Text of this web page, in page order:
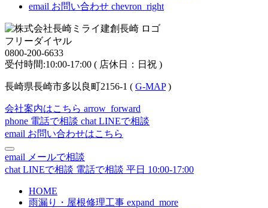
email お問い合わせ chevron_right
フリーダイヤル
0800-200-6633
受付時間:10:00-17:00 ( 店休日：日祝 )
長崎県長崎市多以良町2156-1 ( G-MAP)
会社案内はこちら arrow_forward
phone 電話で相談 chat LINEで相談
email お問い合わせはこちら
email メールで相談
chat LINEで相談 電話で相談 平日 10:00-17:00
HOME
雨漏り・屋根修理工事 expand_more